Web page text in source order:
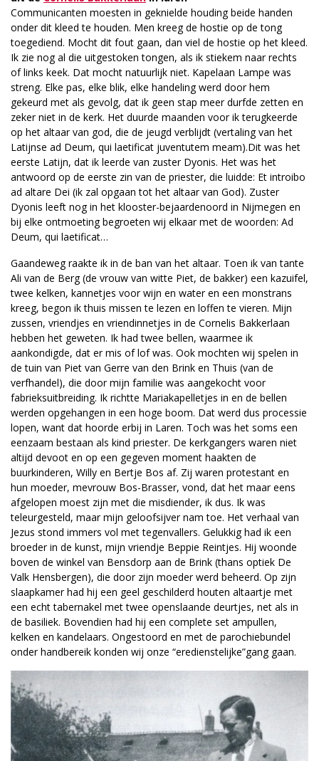
Communicanten moesten in geknielde houding beide handen
onder dit kleed te houden. Men kreeg de hostie op de tong
toegediend. Mocht dit fout gaan, dan viel de hostie op het kleed.
Ik zie nog al die uitgestoken tongen, als ik stiekem naar rechts
of links keek. Dat mocht natuurlijk niet. Kapelaan Lampe was
streng. Elke pas, elke blik, elke handeling werd door hem
gekeurd met als gevolg, dat ik geen stap meer durfde zetten en
zeker niet in de kerk. Het duurde maanden voor ik terugkeerde
op het altaar van god, die de jeugd verblijdt (vertaling van het
Latijnse ad Deum, qui laetificat juventutem meam).Dit was het
eerste Latijn, dat ik leerde van zuster Dyonis. Het was het
antwoord op de eerste zin van de priester, die luidde: Et introibo
ad altare Dei (ik zal opgaan tot het altaar van God). Zuster
Dyonis leeft nog in het klooster-bejaardenoord in Nijmegen en
bij elke ontmoeting begroeten wij elkaar met de woorden: Ad
Deum, qui laetificat…
Gaandeweg raakte ik in de ban van het altaar. Toen ik van tante
Ali van de Berg (de vrouw van witte Piet, de bakker) een kazuifel,
twee kelken, kannetjes voor wijn en water en een monstrans
kreeg, begon ik thuis missen te lezen en loffen te vieren. Mijn
zussen, vriendjes en vriendinnetjes in de Cornelis Bakkerlaan
hebben het geweten. Ik had twee bellen, waarmee ik
aankondigde, dat er mis of lof was. Ook mochten wij spelen in
de tuin van Piet van Gerre van den Brink en Thuis (van de
verfhandel), die door mijn familie was aangekocht voor
fabrieksuitbreiding. Ik richtte Mariakapelletjes in en de bellen
werden opgehangen in een hoge boom. Dat werd dus processie
lopen, want dat hoorde erbij in Laren. Toch was het soms een
eenzaam bestaan als kind priester. De kerkgangers waren niet
altijd devoot en op een gegeven moment haakten de
buurkinderen, Willy en Bertje Bos af. Zij waren protestant en
hun moeder, mevrouw Bos-Brasser, vond, dat het maar eens
afgelopen moest zijn met die misdiender, ik dus. Ik was
teleurgesteld, maar mijn geloofsijver nam toe. Het verhaal van
Jezus stond immers vol met tegenvallers. Gelukkig had ik een
broeder in de kunst, mijn vriendje Beppie Reintjes. Hij woonde
boven de winkel van Bensdorp aan de Brink (thans optiek De
Valk Hensbergen), die door zijn moeder werd beheerd. Op zijn
slaapkamer had hij een geel geschilderd houten altaartje met
een echt tabernakel met twee openslaande deurtjes, net als in
de basiliek. Bovendien had hij een complete set ampullen,
kelken en kandelaars. Ongestoord en met de parochiebundel
onder handbereik konden wij onze “eredienstelijke”gang gaan.